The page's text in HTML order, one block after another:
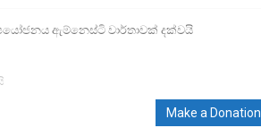
ඇම්නෙස්ටි වාර්තාවක් දක්වයි
Make a Donation